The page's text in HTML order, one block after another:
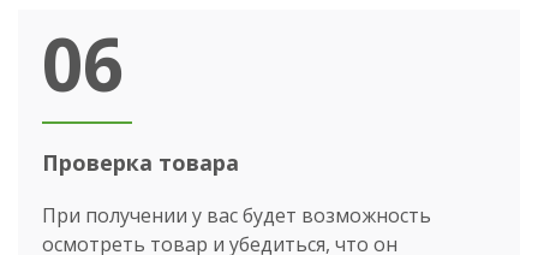
06
Проверка товара
При получении у вас будет возможность
осмотреть товар и убедиться, что он